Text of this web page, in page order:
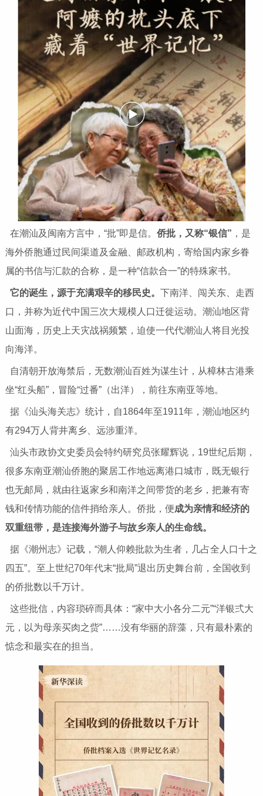
在潮汕及闽南方言中，“批”即是信。 侨批，又称“银信” ，是
海外侨胞通过民间渠道及金融、邮政机构，寄给国内家乡眷
属的书信与汇款的合称，是一种“信款合一”的特殊家书。
它的诞生，源于充满艰辛的移民史。 下南洋、闯关东、走西
口，并称为近代中国三次大规模人口迁徙运动。潮汕地区背
山面海，历史上天灾战祸频繁，迫使一代代潮汕人将目光投
向海洋。
自清朝开放海禁后，无数潮汕百姓为谋生计，从樟林古港乘
坐“红头船”，冒险“过番”（出洋），前往东南亚等地。
据《汕头海关志》统计，自1864年至1911年，潮汕地区约
有294万人背井离乡、远涉重洋。
汕头市政协文史委员会特约研究员张耀辉说，19世纪后期，
很多东南亚潮汕侨胞的聚居工作地远离港口城市，既无银行
也无邮局，就由往返家乡和南洋之间带货的老乡，把兼有寄
钱和传情功能的信件捎给亲人。侨批，便成为亲情和经济的
双重纽带，是连接海外游子与故乡亲人的生命线。
据《潮州志》记载，“潮人仰赖批款为生者，几占全人口十之
四五”。至上世纪70年代末“批局”退出历史舞台前，全国收到
的侨批数以千万计。
这些批信，内容琐碎而具体：“家中大小各分二元”“洋银弍大
元，以为母亲买肉之赀”……没有华丽的辞藻，只有最朴素的
惦念和最实在的担当。